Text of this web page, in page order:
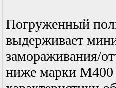
Погруженный
выдерживает
замораживания/
ниже марки М400